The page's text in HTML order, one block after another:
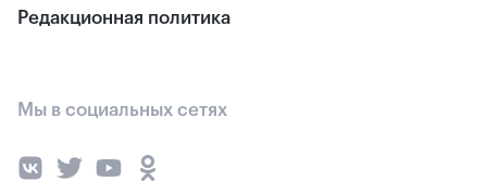
Редакционная политика
Мы в социальных сетях